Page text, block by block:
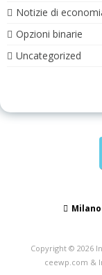
Notizie di
Opzioni binarie
Uncategorized
Milano
Copyright © 2026
ceewp.com &